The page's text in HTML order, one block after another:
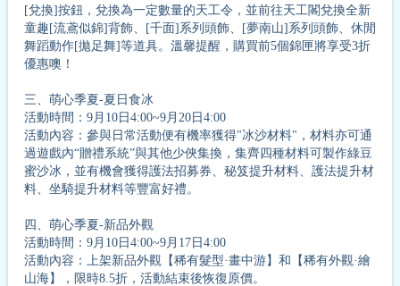
[兌換]按鈕，兌換為一定數量的天工令，並前往天工閣兌換全新
童趣[流鳶似錦]背飾、[千面]系列頭飾、[夢南山]系列頭飾、休閒
舞蹈動作[拋足舞]等道具。溫馨提醒，購買前5個錦匣將享受3折
優惠噢！
三、萌心季夏-夏日食冰
活動時間：9月10日4:00~9月20日4:00
活動內容：參與日常活動便有機率獲得"冰沙材料"，材料亦可通
過遊戲內“贈禮系統”與其他少俠集換，集齊四種材料可製作綠豆
蜜沙冰，並有機會獲得護法招募券、秘笈提升材料、護法提升材
料、坐騎提升材料等豐富好禮。
四、萌心季夏-新品外觀
活動時間：9月10日4:00~9月17日4:00
活動內容：上架新品外觀【稀有髮型·畫中游】和【稀有外觀·繪
山海】，限時8.5折，活動結束後恢復原價。